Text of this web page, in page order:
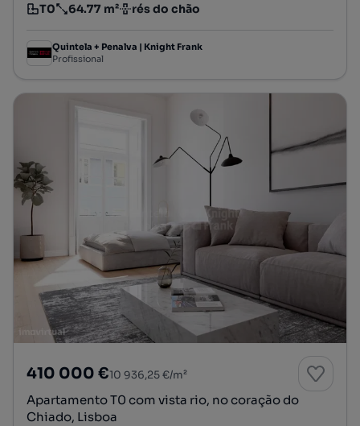
Tipologia
T0
Preço por metro quadrado
64.77 m²
Andar rés do chão
Quintela + Penalva | Knight Frank
Profissional
410 000 €10 936,25 €/m²
Apartamento T0 com vista rio, no coração do
Chiado, Lisboa